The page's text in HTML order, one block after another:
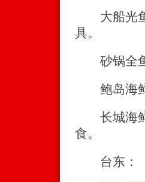
大船光鱼
具。
砂锅全鱼
鲍岛海鲜
长城海鲜
食。
台东：